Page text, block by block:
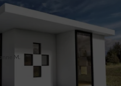
M.
van 20m²